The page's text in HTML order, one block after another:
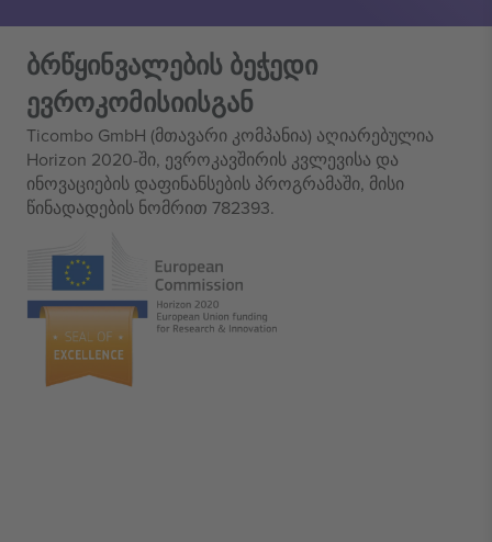
ბრწყინვალების ბეჭედი
ევროკომისიისგან
Ticombo GmbH (მთავარი კომპანია) აღიარებულია
Horizon 2020-ში, ევროკავშირის კვლევისა და
ინოვაციების დაფინანსების პროგრამაში, მისი
წინადადების ნომრით 782393.